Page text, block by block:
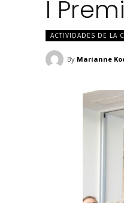
I
ACTIVIDADES DE LA
By Marianne